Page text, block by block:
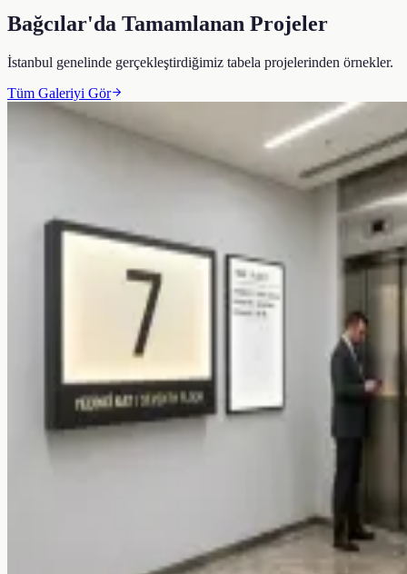
Bağcılar'da Tamamlanan Projeler
İstanbul genelinde gerçekleştirdiğimiz tabela projelerinden örnekler.
Tüm Galeriyi Gör